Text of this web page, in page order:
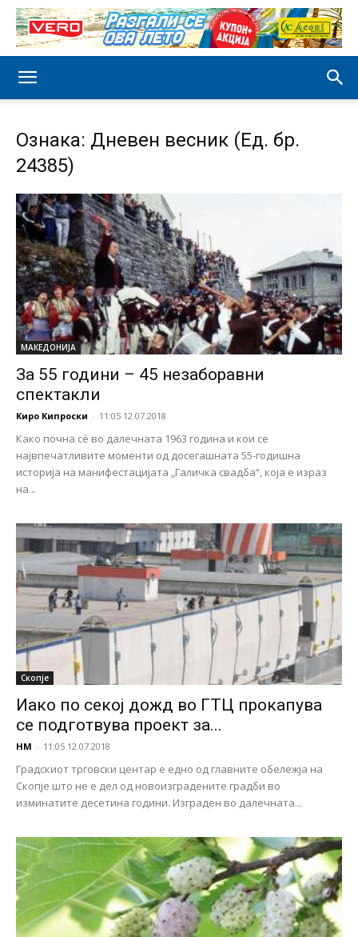
Ознака: Дневен весник (Ед. бр.
24385)
МАКЕДОНИЈА
За 55 години – 45 незаборавни
спектакли
Киро Кипроски - 11:05 12.07.2018
Како почна сѐ во далечната 1963 година и кои се
највпечатливите моменти од досегашната 55-годишна
историја на манифестацијата „Галичка свадба“, која е израз
на...
Скопје
Иако по секој дожд во ГТЦ прокапува
се подготвува проект за...
НМ - 11:05 12.07.2018
Градскиот трговски центар е едно од главните обележја на
Скопје што не е дел од новоизградените градби во
изминатите десетина години. Изграден во далечната...